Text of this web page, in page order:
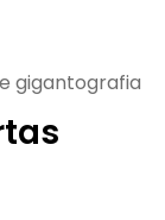
gigantografia